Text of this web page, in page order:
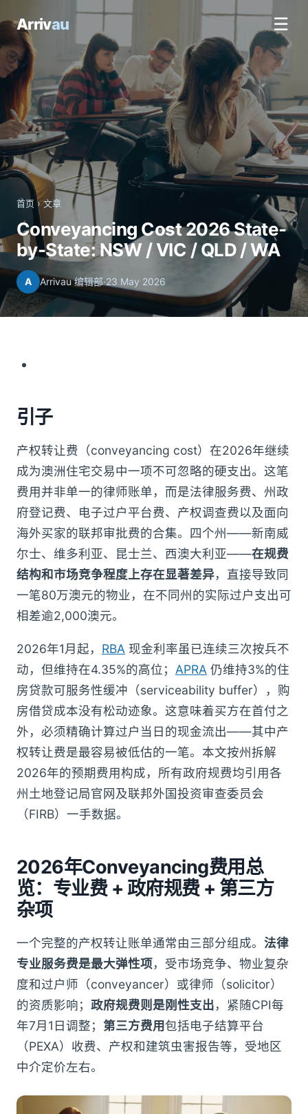
Arrivau ☰
首页 ›文章
Conveyancing Cost 2026 State-
by-State: NSW / VIC / QLD / WA
A Arrivau 编辑部·23 May 2026
引子
产权转让费（conveyancing cost）在2026年继续
成为澳洲住宅交易中一项不可忽略的硬支出。这笔
费用并非单一的律师账单，而是法律服务费、州政
府登记费、电子过户平台费、产权调查费以及面向
海外买家的联邦审批费的合集。四个州——新南威
尔士、维多利亚、昆士兰、西澳大利亚——在规费
结构和市场竞争程度上存在显著差异，直接导致同
一笔80万澳元的物业，在不同州的实际过户支出可
相差逾2,000澳元。
2026年1月起， RBA 现金利率虽已连续三次按兵不
动，但维持在4.35%的高位； APRA 仍维持3%的住
房贷款可服务性缓冲（serviceability buffer），购
房借贷成本没有松动迹象。这意味着买方在首付之
外，必须精确计算过户当日的现金流出——其中产
权转让费是最容易被低估的一笔。本文按州拆解
2026年的预期费用构成，所有政府规费均引用各
州土地登记局官网及联邦外国投资审查委员会
（FIRB）一手数据。
2026年Conveyancing费用总
览：专业费 + 政府规费 + 第三方
杂项
一个完整的产权转让账单通常由三部分组成。 法律
专业服务费是最大弹性项，受市场竞争、物业复杂
度和过户师（conveyancer）或律师（solicitor）
的资质影响； 政府规费则是刚性支出，紧随CPI每
年7月1日调整； 第三方费用包括电子结算平台
（PEXA）收费、产权和建筑虫害报告等，受地区
中介定价左右。